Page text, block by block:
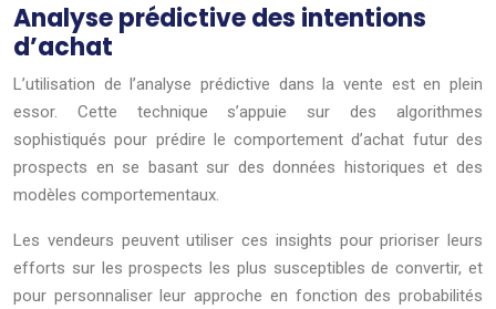
Analyse prédictive des intentions
d’achat
L’utilisation de l’analyse prédictive dans la vente est en plein
essor. Cette technique s’appuie sur des algorithmes
sophistiqués pour prédire le comportement d’achat futur des
prospects en se basant sur des données historiques et des
modèles comportementaux.
Les vendeurs peuvent utiliser ces insights pour prioriser leurs
efforts sur les prospects les plus susceptibles de convertir, et
pour personnaliser leur approche en fonction des probabilités